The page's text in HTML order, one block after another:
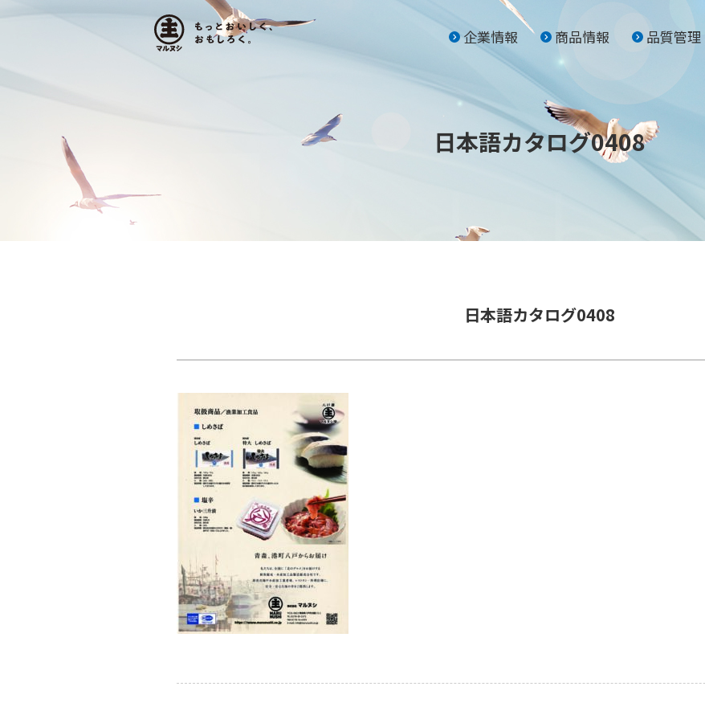
企業情報 商品情報 品質管理
日本語カタログ0408
日本語カタログ0408